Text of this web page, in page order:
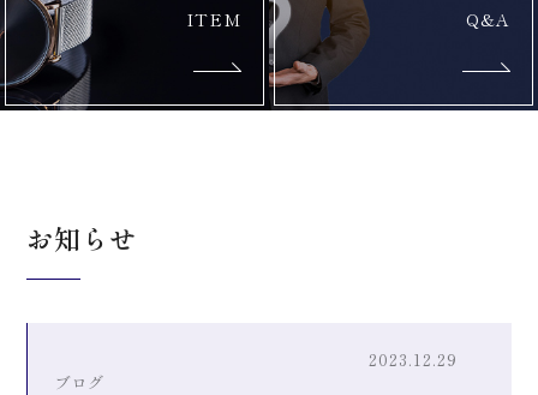
ITEM Q&A
お知らせ
2023.12.29
ブログ